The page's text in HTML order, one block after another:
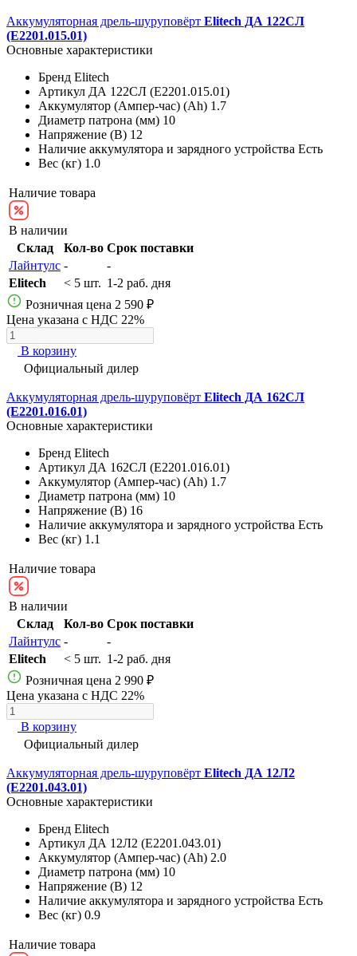
Аккумуляторная дрель-шуруповёрт Elitech ДА 122СЛ
(E2201.015.01)
Основные характеристики
Бренд Elitech
Артикул ДА 122СЛ (E2201.015.01)
Аккумулятор (Ампер-час) (Ah) 1.7
Диаметр патрона (мм) 10
Напряжение (В) 12
Наличие аккумулятора и зарядного устройства Есть
Вес (кг) 1.0
Наличие товара
В наличии
Склад
Кол-во Срок поставки
Лайнтулс -
-
Elitech
< 5 шт. 1-2 раб. дня
Розничная цена 2 590 ₽
Цена указана с НДС 22%
В корзину
Официальный дилер
Аккумуляторная дрель-шуруповёрт Elitech ДА 162СЛ
(E2201.016.01)
Основные характеристики
Бренд Elitech
Артикул ДА 162СЛ (E2201.016.01)
Аккумулятор (Ампер-час) (Ah) 1.7
Диаметр патрона (мм) 10
Напряжение (В) 16
Наличие аккумулятора и зарядного устройства Есть
Вес (кг) 1.1
Наличие товара
В наличии
Склад
Кол-во Срок поставки
Лайнтулс -
-
Elitech
< 5 шт. 1-2 раб. дня
Розничная цена 2 990 ₽
Цена указана с НДС 22%
В корзину
Официальный дилер
Аккумуляторная дрель-шуруповёрт Elitech ДА 12Л2
(E2201.043.01)
Основные характеристики
Бренд Elitech
Артикул ДА 12Л2 (E2201.043.01)
Аккумулятор (Ампер-час) (Ah) 2.0
Диаметр патрона (мм) 10
Напряжение (В) 12
Наличие аккумулятора и зарядного устройства Есть
Вес (кг) 0.9
Наличие товара